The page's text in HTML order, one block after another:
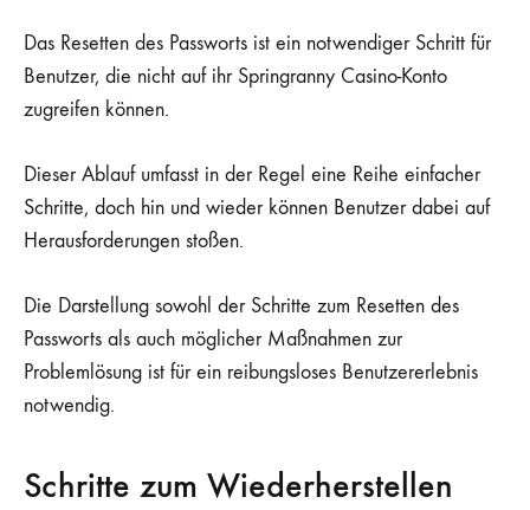
Das Resetten des Passworts ist ein notwendiger Schritt für
Benutzer, die nicht auf ihr Springranny Casino-Konto
zugreifen können.
Dieser Ablauf umfasst in der Regel eine Reihe einfacher
Schritte, doch hin und wieder können Benutzer dabei auf
Herausforderungen stoßen.
Die Darstellung sowohl der Schritte zum Resetten des
Passworts als auch möglicher Maßnahmen zur
Problemlösung ist für ein reibungsloses Benutzererlebnis
notwendig.
Schritte zum Wiederherstellen